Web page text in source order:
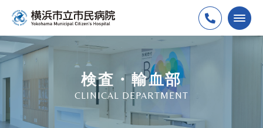
検査・輸血部
CLINICAL DEPARTMENT